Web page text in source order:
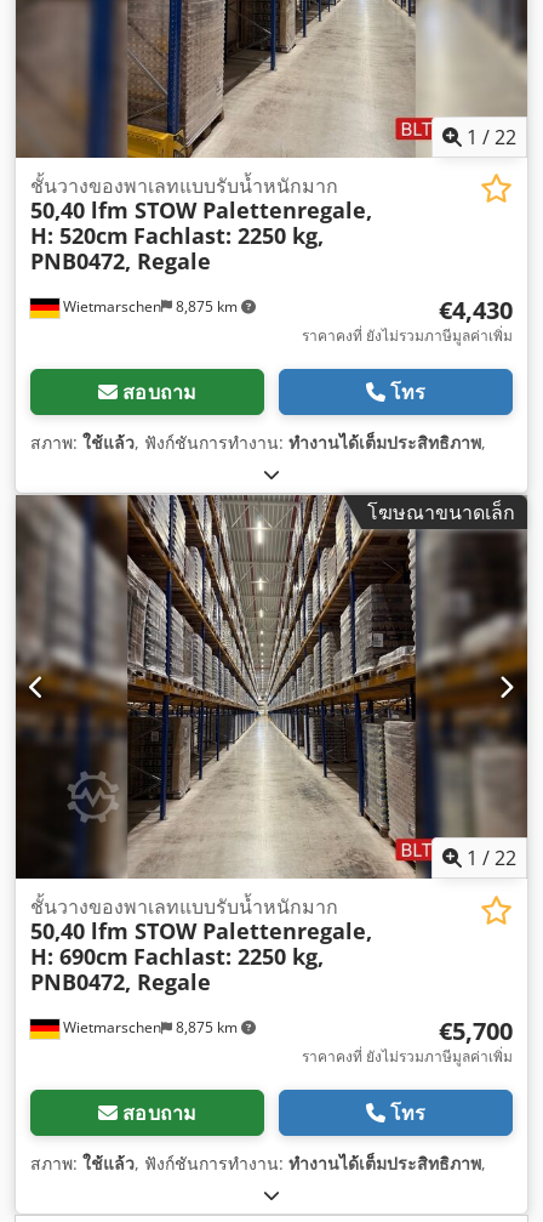
1 /22
Wietmarschen 8,875 km
ชั้นวางของพาเลทแบบรับน้ำหนักมาก
50,40 lfm STOW Palettenregale,
H: 520cm Fachlast: 2250 kg,
PNB0472, Regale
€4,430
ราคาคงที่ ยังไม่รวมภาษีมูลค่าเพิ่ม
สอบถาม โทร
สภาพ: ใช้แล้ว, ฟังก์ชันการทำงาน: ทำงานได้เต็มประสิทธิภาพ,
โฆษณาขนาดเล็ก
1 /22
Wietmarschen 8,875 km
ชั้นวางของพาเลทแบบรับน้ำหนักมาก
50,40 lfm STOW Palettenregale,
H: 690cm Fachlast: 2250 kg,
PNB0472, Regale
€5,700
ราคาคงที่ ยังไม่รวมภาษีมูลค่าเพิ่ม
สอบถาม โทร
สภาพ: ใช้แล้ว, ฟังก์ชันการทำงาน: ทำงานได้เต็มประสิทธิภาพ,